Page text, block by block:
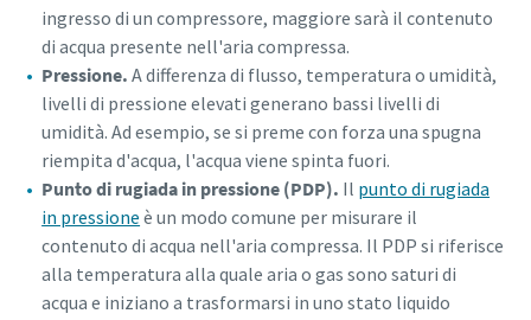
ingresso di un compressore, maggiore sarà il contenuto
di acqua presente nell'aria compressa.
Pressione.A differenza di flusso, temperatura o umidità,
livelli di pressione elevati generano bassi livelli di
umidità. Ad esempio, se si preme con forza una spugna
riempita d'acqua, l'acqua viene spinta fuori.
Punto di rugiada in pressione (PDP). Il punto di rugiada
in pressione è un modo comune per misurare il
contenuto di acqua nell'aria compressa. Il PDP si riferisce
alla temperatura alla quale aria o gas sono saturi di
acqua e iniziano a trasformarsi in uno stato liquido